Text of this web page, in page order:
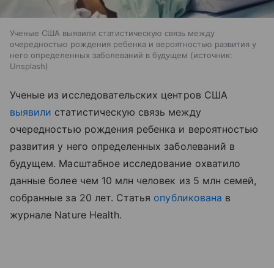
Ученые США выявили статистическую связь между
очередностью рождения ребенка и вероятностью развития у
него определенных заболеваний в будущем
источник:
Unsplash
Ученые из исследовательских центров США
выявили статистическую связь между
очередностью рождения ребенка и вероятностью
развития у него определенных заболеваний в
будущем. Масштабное исследование охватило
данные более чем 10 млн человек из 5 млн семей,
собранные за 20 лет. Статья опубликована в
журнале Nature Health.